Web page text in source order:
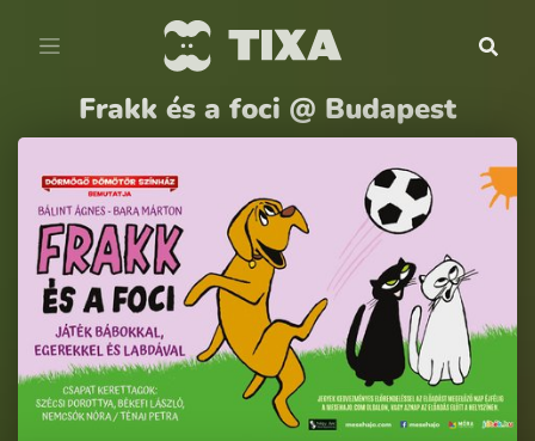
Frakk és a foci @ Budapest